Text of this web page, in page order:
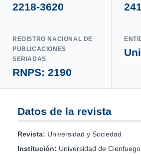
2218-3620
REGISTRO NACIONAL DE
PUBLICACIONES
SERIADAS
RNPS: 2190
Datos de la revista
Revista: Universidad y Sociedad
Institución: Universidad de